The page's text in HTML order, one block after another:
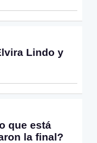
Lindo y
que está
la final?